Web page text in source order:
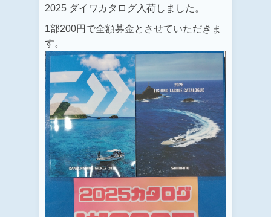
2025 ダイワカタログ入荷しました。
1部200円で全額募金とさせていただきま
す。